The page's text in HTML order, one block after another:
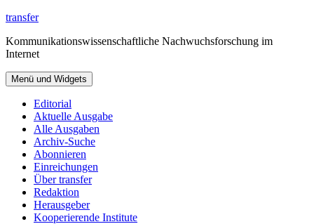
Zum
springen
transfer
Kommunikationswissenschaftliche Nachwuchsforschung im
Internet
Menü und Widgets
Editorial
Aktuelle Ausgabe
Alle Ausgaben
Archiv-Suche
Abonnieren
Einreichungen
Über transfer
Redaktion
Herausgeber
Kooperierende Institute